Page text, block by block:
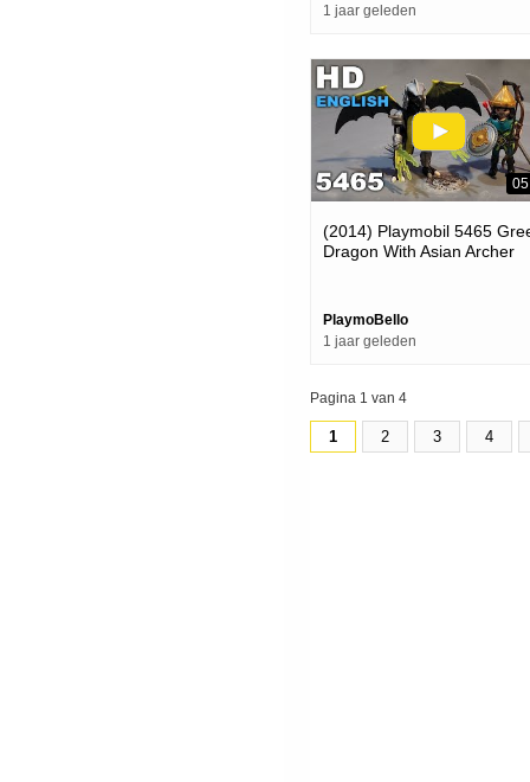
1 jaar geleden
(2014) Playmobil 5465
Dragon With Asian Archer
PlaymoBello
1 jaar geleden
Pagina 1 van 4
1 2 3 4